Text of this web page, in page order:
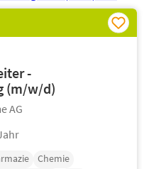
-
(m/w/d)
AG
Chemie